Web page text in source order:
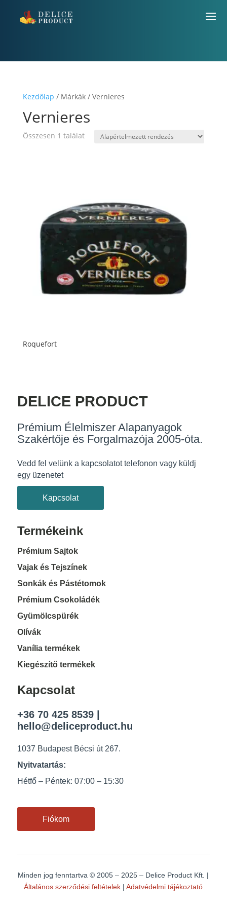
Kezdőlap / Márkák / Vernieres
Vernieres
Összesen 1 találat
Roquefort
DELICE PRODUCT
Prémium Élelmiszer Alapanyagok
Szakértője és Forgalmazója 2005-óta.
Vedd fel velünk a kapcsolatot telefonon vagy küldj
egy üzenetet
Kapcsolat
Termékeink
Prémium Sajtok
Vajak és Tejszínek
Sonkák és Pástétomok
Prémium Csokoládék
Gyümölcspürék
Olívák
Vanília termékek
Kiegészítő termékek
Kapcsolat
+36 70 425 8539|
hello@deliceproduct.hu
1037 Budapest Bécsi út 267.
Nyitvatartás:
Hétfő – Péntek: 07:00 – 15:30
Fiókom
Minden jog fenntartva© 2005 – 2025 – Delice Product Kft. |
Általános szerződési feltételek |Adatvédelmi tájékoztató